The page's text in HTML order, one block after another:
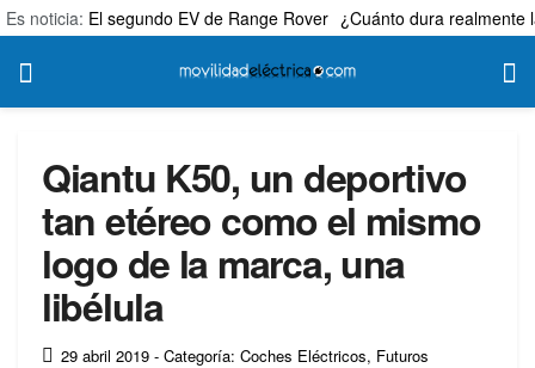
Es noticia: El segundo EV de Range Rover ¿Cuánto dura realmente
Qiantu K50, un deportivo
tan etéreo como el mismo
logo de la marca, una
libélula
29 abril 2019 - Categoría: Coches Eléctricos, Futuros